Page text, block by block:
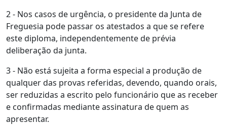
2 - Nos casos de urgência, o presidente da Junta de
Freguesia pode passar os atestados a que se refere
este diploma, independentemente de prévia
deliberação da junta.
3 - Não está sujeita a forma especial a produção de
qualquer das provas referidas, devendo, quando orais,
ser reduzidas a escrito pelo funcionário que as receber
e confirmadas mediante assinatura de quem as
apresentar.